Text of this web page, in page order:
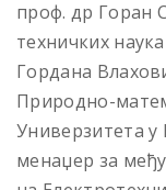
проф. др Горан
техничких
Гордана
Природно-
Универзитета
менаџер за